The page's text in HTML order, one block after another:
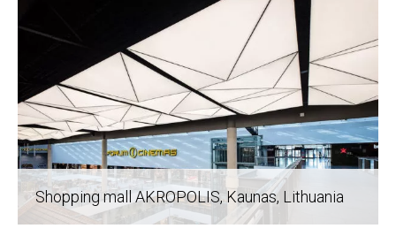
Shopping mall AKROPOLIS, Kaunas, Lithuania